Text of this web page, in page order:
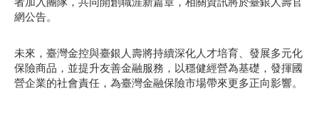
者加入團隊，共同開創職涯新篇章，相關資訊將於臺銀人壽官
網公告。
未來，臺灣金控與臺銀人壽將持續深化人才培育、發展多元化
保險商品，並提升友善金融服務，以穩健經營為基礎，發揮國
營企業的社會責任，為臺灣金融保險市場帶來更多正向影響。